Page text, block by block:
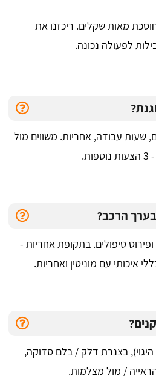
מאות שקלים. ריכזנו את
לפעולה נכונה.
שעות עבודה, אחריות. משווים מול
הרכב?
טיפולים. בתקופת אחריות -
איכותי עם מוניטין ואחריות.
בצנרת דלק / בלם סדוקה,
/ מול מצלמות.